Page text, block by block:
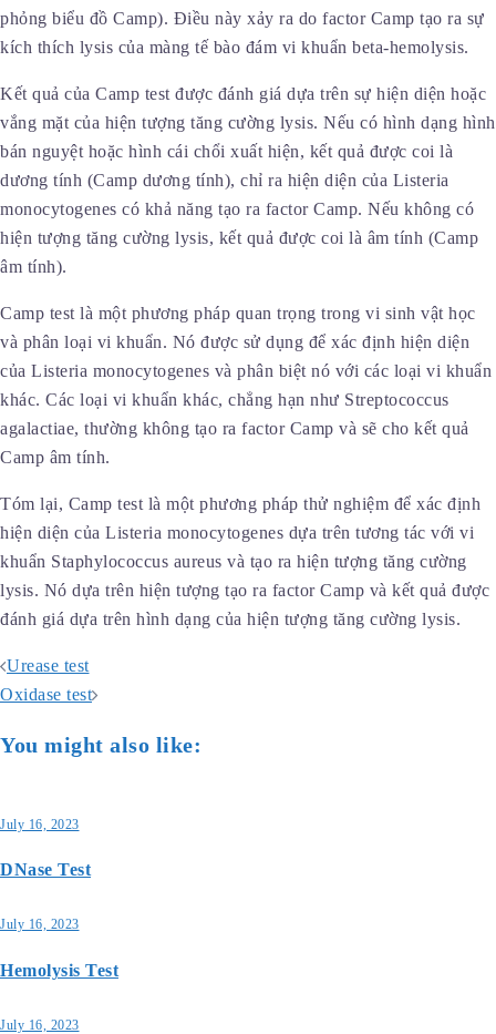
phỏng biểu đồ Camp). Điều này xảy ra do factor Camp tạo ra sự
kích thích lysis của màng tế bào đám vi khuẩn beta-hemolysis.
Kết quả của Camp test được đánh giá dựa trên sự hiện diện hoặc
vắng mặt của hiện tượng tăng cường lysis. Nếu có hình dạng hình
bán nguyệt hoặc hình cái chổi xuất hiện, kết quả được coi là
dương tính (Camp dương tính), chỉ ra hiện diện của Listeria
monocytogenes có khả năng tạo ra factor Camp. Nếu không có
hiện tượng tăng cường lysis, kết quả được coi là âm tính (Camp
âm tính).
Camp test là một phương pháp quan trọng trong vi sinh vật học
và phân loại vi khuẩn. Nó được sử dụng để xác định hiện diện
của Listeria monocytogenes và phân biệt nó với các loại vi khuẩn
khác. Các loại vi khuẩn khác, chẳng hạn như Streptococcus
agalactiae, thường không tạo ra factor Camp và sẽ cho kết quả
Camp âm tính.
Tóm lại, Camp test là một phương pháp thử nghiệm để xác định
hiện diện của Listeria monocytogenes dựa trên tương tác với vi
khuẩn Staphylococcus aureus và tạo ra hiện tượng tăng cường
lysis. Nó dựa trên hiện tượng tạo ra factor Camp và kết quả được
đánh giá dựa trên hình dạng của hiện tượng tăng cường lysis.
Post
navigation
Urease test
Oxidase test
You might also like:
July 16, 2023
DNase Test
July 16, 2023
Hemolysis Test
July 16, 2023